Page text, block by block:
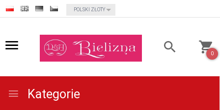
currency_h
POLSKI ZŁOTY
0
Kategorie